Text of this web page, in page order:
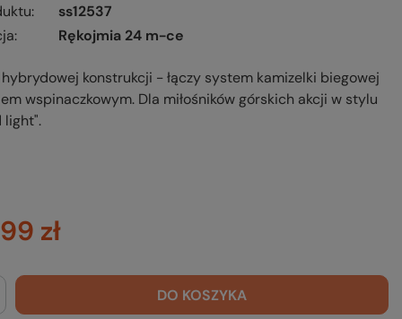
ss12537
Rękojmia 24 m-ce
hybrydowej konstrukcji - łączy system kamizelki biegowej
wspinaczkowym. Dla miłośników górskich akcji w stylu
light".
zł
DO KOSZYKA